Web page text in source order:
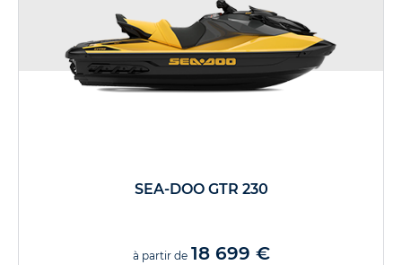
SEA-DOO GTR 230
à partir de 18 699 €